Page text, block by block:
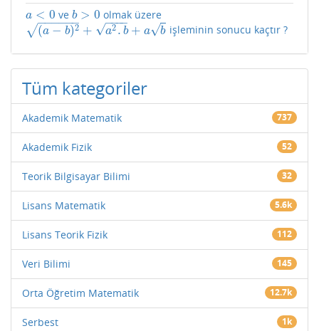
a < 0
a<0 ve b > 0
b >0 olmak üzere
(a − b)2
− −
−−−−
√ + a2 . b
− −
−−
√ + a b
√
(a−b) 2+ a2.b +a b işleminin sonucu kaçtır ?
Tüm kategoriler
Akademik Matematik 737
Akademik Fizik 52
Teorik Bilgisayar Bilimi 32
Lisans Matematik 5.6k
Lisans Teorik Fizik 112
Veri Bilimi 145
Orta Öğretim Matematik 12.7k
Serbest 1k